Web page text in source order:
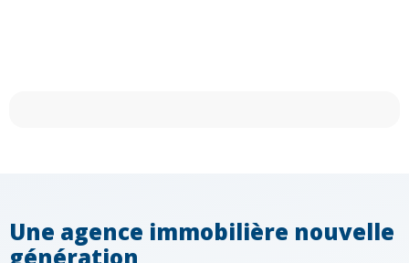
Une agence immobilière nouvelle